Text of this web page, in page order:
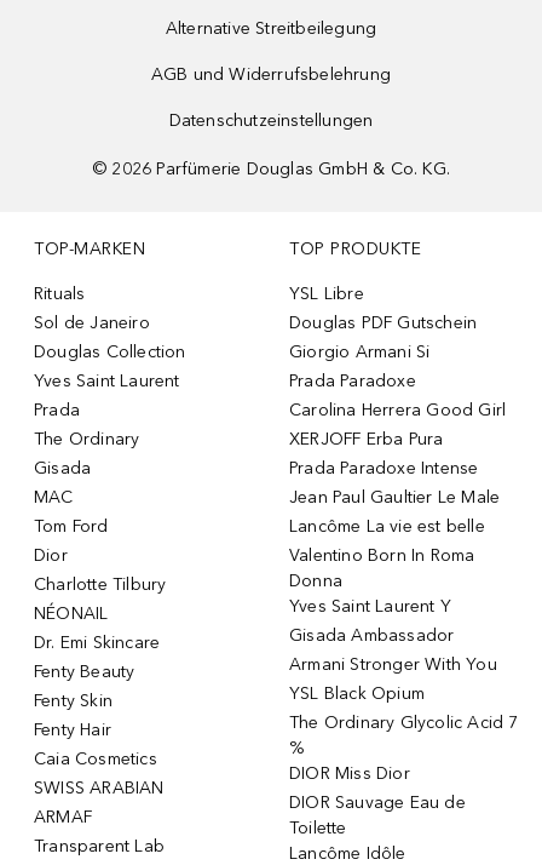
Alternative Streitbeilegung
AGB und Widerrufsbelehrung
Datenschutzeinstellungen
© 2026 Parfümerie Douglas GmbH & Co. KG.
TOP-MARKEN
Rituals
Sol de Janeiro
Douglas Collection
Yves Saint Laurent
Prada
The Ordinary
Gisada
MAC
Tom Ford
Dior
Charlotte Tilbury
NÉONAIL
Dr. Emi Skincare
Fenty Beauty
Fenty Skin
Fenty Hair
Caia Cosmetics
SWISS ARABIAN
ARMAF
Transparent Lab
TOP PRODUKTE
YSL Libre
Douglas PDF Gutschein
Giorgio Armani Si
Prada Paradoxe
Carolina Herrera Good Girl
XERJOFF Erba Pura
Prada Paradoxe Intense
Jean Paul Gaultier Le Male
Lancôme La vie est belle
Valentino Born In Roma
Donna
Yves Saint Laurent Y
Gisada Ambassador
Armani Stronger With You
YSL Black Opium
The Ordinary Glycolic Acid 7
%
DIOR Miss Dior
DIOR Sauvage Eau de
Toilette
Lancôme Idôle